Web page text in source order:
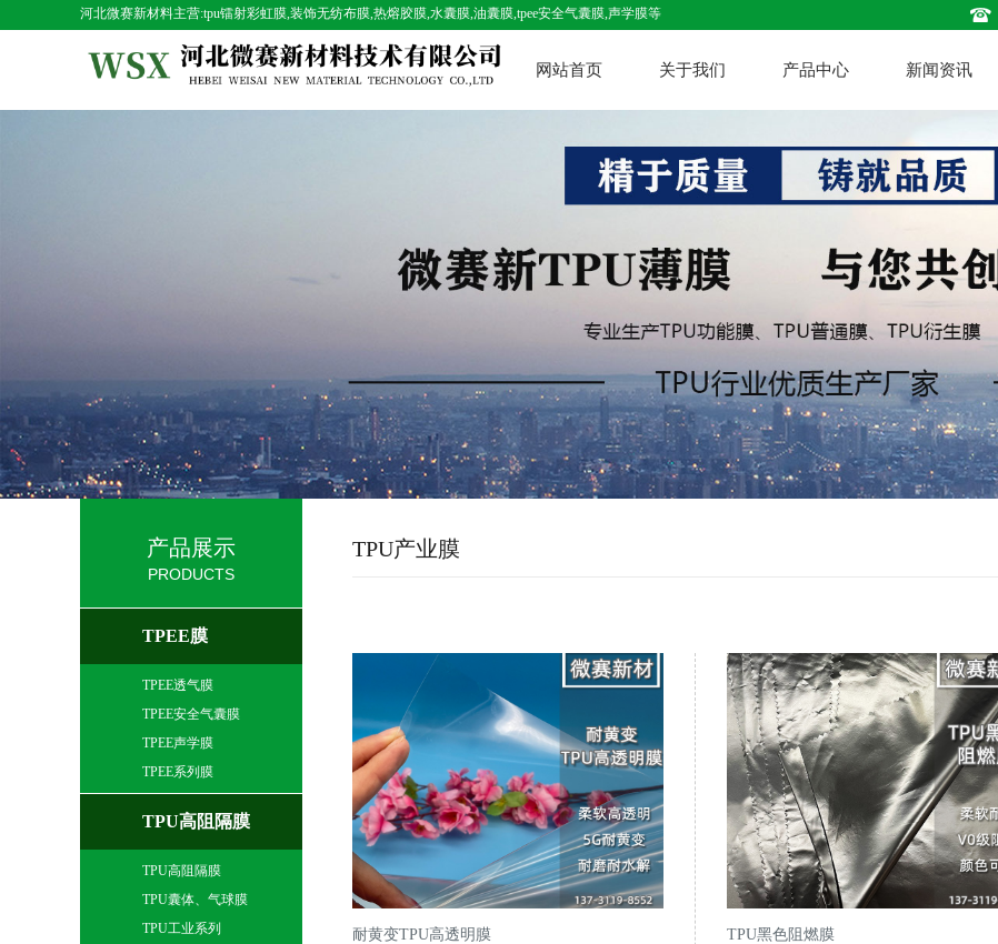
河北微赛新材料主营:tpu镭射彩虹膜,装饰无纺布膜,热熔胶膜,水囊膜,油囊膜,tpee安全气囊膜,声学膜等
网站首页 关于我们 产品中心 新闻资讯
产品展示
PRODUCTS
TPEE膜
TPEE透气膜
TPEE安全气囊膜
TPEE声学膜
TPEE系列膜
TPU高阻隔膜
TPU高阻隔膜
TPU囊体、气球膜
TPU工业系列
TPU产业膜
耐黄变TPU高透明膜 TPU黑色阻燃膜